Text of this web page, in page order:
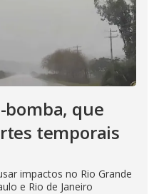
bomba, que
temporais
impactos no Rio Grande
e Rio de Janeiro